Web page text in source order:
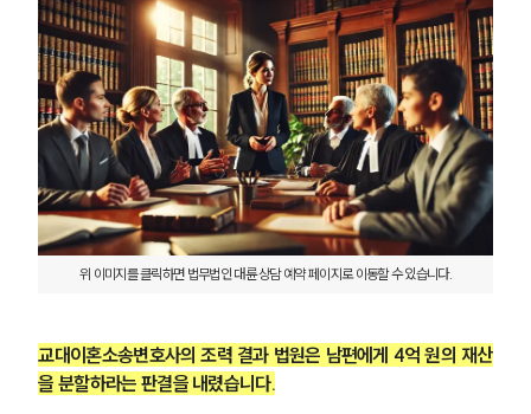
위 이미지를 클릭하면 법무법인 대륜 상담 예약 페이지로 이동할 수 있습니다.
교대이혼소송변호사의 조력 결과 법원은 남편에게 4억 원의 재산
을 분할하라는 판결을 내렸습니다.